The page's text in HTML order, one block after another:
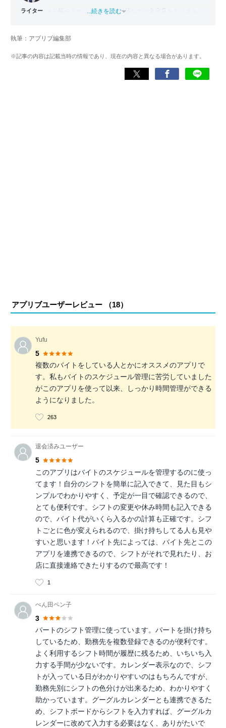
ライター
メモ帳やスケジュール帳、付箋などの文房具をデジタル化
務めた後、文房具アプリの専門家として監修・ライター業
『TimeTree』『Measure』など700以上。
...続きを読む
執筆：アプリブ編集部
※記事の内容は記載当時の情報であり、現在の内容と異なる場合があります。
アプリブユーザーレビュー （18）
Yufu
5
複数のバイトをしている人とかにオススメのアプリで
す。私もバイトのスケジュール管理に苦労していました
がこのアプリを使って以来、しっかり時間管理ができる
ようになりました。
263
退会済みユーザー
5
このアプリはバイトのスケジュールを管理するのに使っ
てます！自分のシフトを簡単に記入できて、見た目もシ
ンプルでわかりやすく、予定が一目で確認できるので、
とても便利です。シフトの変更や休み時間も記入できる
ので、バイト代がいくら入るかの計算も正確です。シフ
トごとに色が変えられるので、掛け持ちしてる人も見や
すいと思います！バイト先によっては、バイト先とこの
アプリを連携できるので、シフトがそれで見れたり、お
店に直接連絡できたりするので最高です！
1
ぺん田ペン子
3
パートのシフト管理に使っています。パートを掛け持ち
しているため、勤務先を複数登録できるのが便利です。
よく利用するシフト時間が履歴に残るため、いちいち入
力する手間が少ないです。カレンダー表示なので、シフ
トが入っている日がわかりやすいのはもちろんですが、
勤務先別にシフトの色分けが出来るため、わかりやすく
助かっています。グーグルカレンダーとも連携できるた
め、シフトボードからシフトを入力すれば、グーグルカ
レンダーに改めて入力する必要はなく、ありがたいで